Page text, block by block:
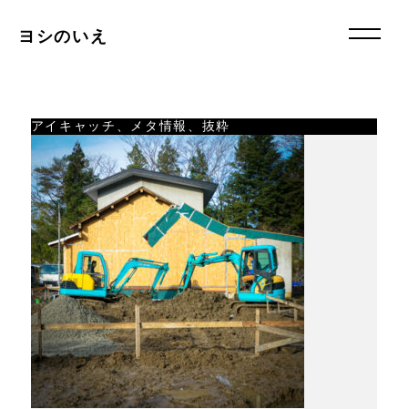
ヨシのいえ
アイキャッチ、メタ情報、抜粋